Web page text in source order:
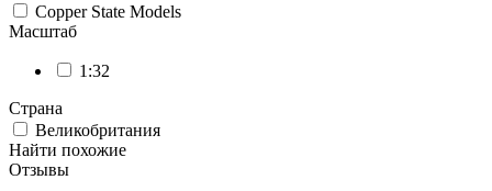
Copper State Models
Масштаб
1:32
Страна
Великобритания
Найти похожие
Отзывы